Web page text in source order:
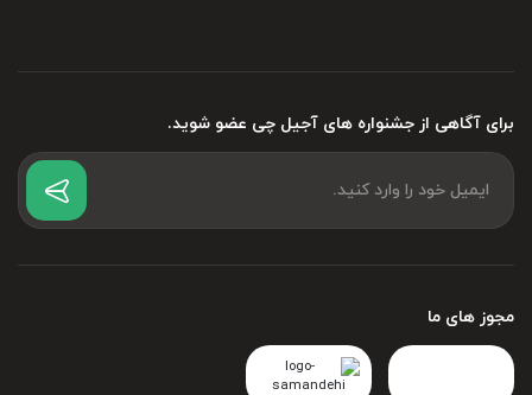
برای آگاهی از جشنواره های آجیل چی عضو شوید.
مجوز های ما